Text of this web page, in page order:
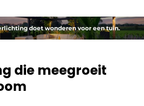
doet wonderen voor een tuin.
die meegroeit